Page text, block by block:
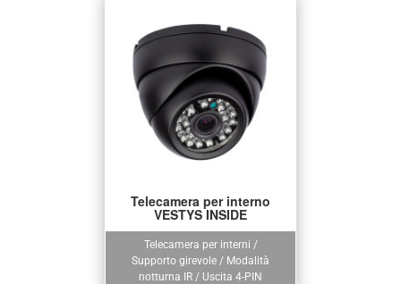
Telecamera per interni /
Supporto girevole / Modalità
notturna IR / Uscita 4-PIN
Telecamera per interno
VESTYS INSIDE